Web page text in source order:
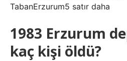
TabanErzurum5 satır daha
1983 Erzurum
kaç kişi öldü?